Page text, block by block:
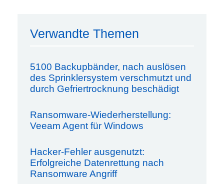
Verwandte Themen
5100 Backupbänder, nach auslösen
des Sprinklersystem verschmutzt und
durch Gefriertrocknung beschädigt
Ransomware-Wiederherstellung:
Veeam Agent für Windows
Hacker-Fehler ausgenutzt:
Erfolgreiche Datenrettung nach
Ransomware Angriff